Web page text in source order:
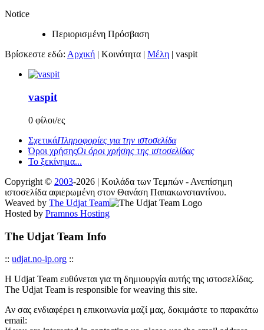
Notice
Περιορισμένη Πρόσβαση
Βρίσκεστε εδώ: Αρχική | Κοινότητα | Μέλη | vaspit
vaspit
0 φίλοι/ες
ΣχετικάΠληροφορίες για την ιστοσελίδα
Όροι χρήσηςΟι όροι χρήσης της ιστοσελίδας
Το ξεκίνημα...
Copyright © 2003-2026 | Κοιλάδα των Τεμπών - Ανεπίσημη
ιστοσελίδα αφιερωμένη στον Θανάση Παπακωνσταντίνου.
Weaved by The Udjat Team
Hosted by Pramnos Hosting
The Udjat Team Info
:: udjat.no-ip.org ::
Η Udjat Team ευθύνεται για τη δημιουργία αυτής της ιστοσελίδας.
The Udjat Team is responsible for weaving this site.
Αν σας ενδιαφέρει η επικοινωνία μαζί μας, δοκιμάστε το παρακάτω
email: